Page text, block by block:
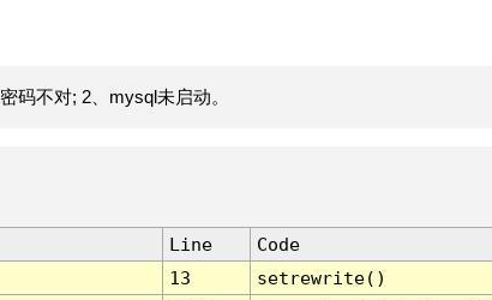
码不对; 2、mysql未启动。
Line
Code
13
setrewrite()